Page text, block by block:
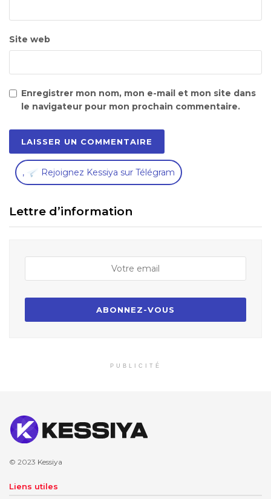
Site web
Enregistrer mon nom, mon e-mail et mon site dans
le navigateur pour mon prochain commentaire.
, Rejoignez Kessiya sur Télégram
Lettre d’information
PUBLICITÉ
© 2023 Kessiya
Liens utiles